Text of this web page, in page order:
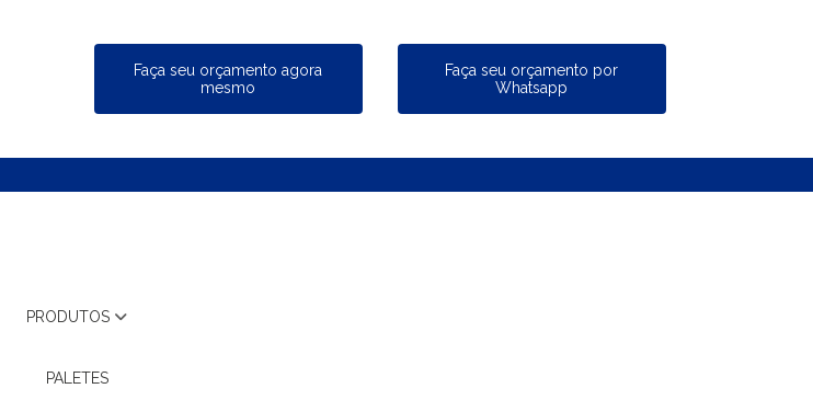
Faça seu orçamento agora
mesmo
Faça seu orçamento por
Whatsapp
PRODUTOS
PALETES